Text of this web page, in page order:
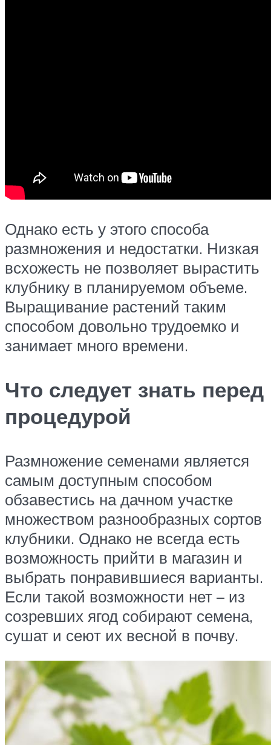
Однако есть у этого способа
размножения и недостатки. Низкая
всхожесть не позволяет вырастить
клубнику в планируемом объеме.
Выращивание растений таким
способом довольно трудоемко и
занимает много времени.
Что следует знать перед
процедурой
Размножение семенами является
самым доступным способом
обзавестись на дачном участке
множеством разнообразных сортов
клубники. Однако не всегда есть
возможность прийти в магазин и
выбрать понравившиеся варианты.
Если такой возможности нет – из
созревших ягод собирают семена,
сушат и сеют их весной в почву.